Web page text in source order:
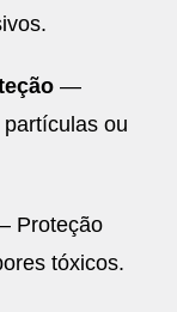
—
ou
Proteção
tóxicos.